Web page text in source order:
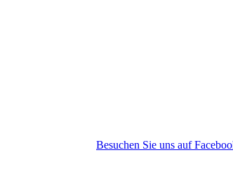
Besuchen Sie uns auf